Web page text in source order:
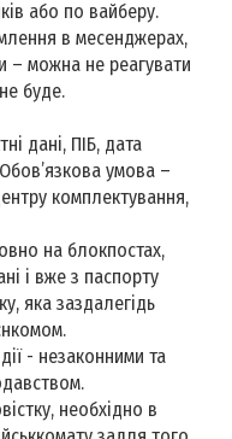
або по вайберу.
в месенджерах,
– можна не реагувати
буде.
дані, ПІБ, дата
умова –
комплектування,
на блокпостах,
і вже з паспорту
яка заздалегідь
- незаконними та
необхідно в